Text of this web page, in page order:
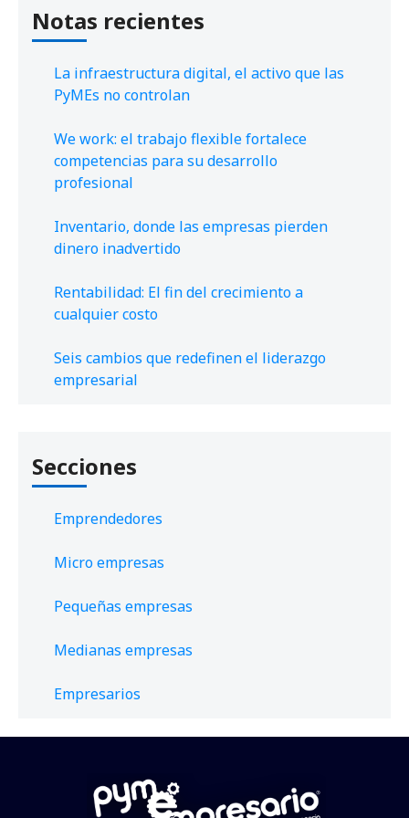
Notas recientes
La infraestructura digital, el activo que las
PyMEs no controlan
We work: el trabajo flexible fortalece
competencias para su desarrollo
profesional
Inventario, donde las empresas pierden
dinero inadvertido
Rentabilidad: El fin del crecimiento a
cualquier costo
Seis cambios que redefinen el liderazgo
empresarial
Secciones
Emprendedores
Micro empresas
Pequeñas empresas
Medianas empresas
Empresarios